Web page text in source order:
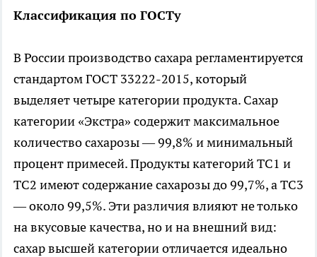
Классификация по ГОСТу
В России производство сахара регламентируется
стандартом ГОСТ 33222-2015, который
выделяет четыре категории продукта. Сахар
категории «Экстра» содержит максимальное
количество сахарозы — 99,8% и минимальный
процент примесей. Продукты категорий ТС1 и
ТС2 имеют содержание сахарозы до 99,7%, а ТС3
— около 99,5%. Эти различия влияют не только
на вкусовые качества, но и на внешний вид:
сахар высшей категории отличается идеально